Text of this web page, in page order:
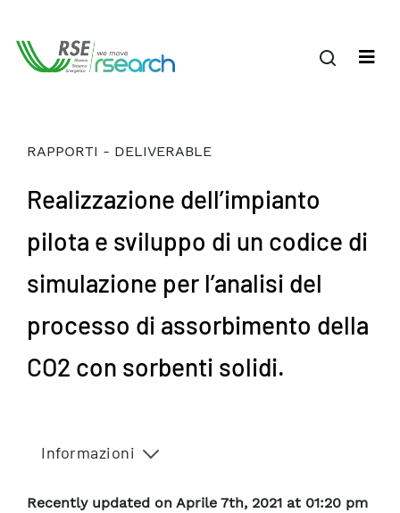
RAPPORTI - DELIVERABLE
Realizzazione dell’impianto
pilota e sviluppo di un codice di
simulazione per l’analisi del
processo di assorbimento della
CO2 con sorbenti solidi.
Informazioni
Recently updated on Aprile 7th, 2021 at 01:20 pm